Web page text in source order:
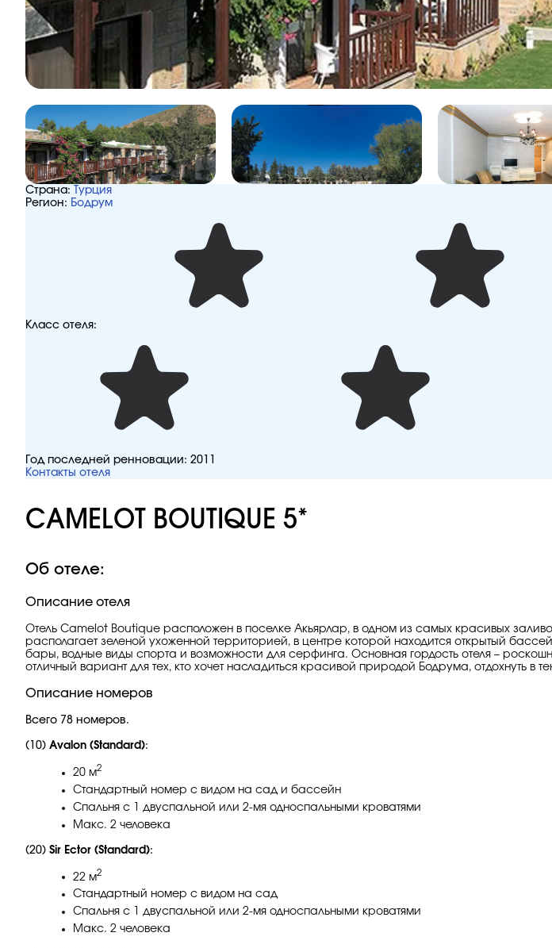
Страна:
Турция
Регион: Бодрум
Класс отеля:
Год последней ренновации: 2011
Контакты отеля
CAMELOT BOUTIQUE 5*
Об отеле:
Описание отеля
Отель Camelot Boutique расположен в поселке Акьярлар, в одном из самых красивых
располагает зеленой ухоженной территорией, в центре которой находится открытый
бары, водные виды спорта и возможности для серфинга. Основная гордость отеля –
отличный вариант для тех, кто хочет насладиться красивой природой Бодрума, отдохнуть в
Описание номеров
Всего 78 номеров.
(10) Avalon (Standard):
20 м2
Стандартный номер с видом на сад и бассейн
Спальня с 1 двуспальной или 2-мя односпальными кроватями
Макс. 2 человека
(20) Sir Ector (Standard):
22 м2
Стандартный номер с видом на сад
Спальня с 1 двуспальной или 2-мя односпальными кроватями
Макс. 2 человека